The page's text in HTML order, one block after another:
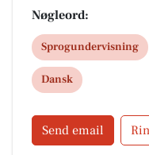
Tilmelding her:
Nøgleord:
Sprogundervisning
Dansk
Send email